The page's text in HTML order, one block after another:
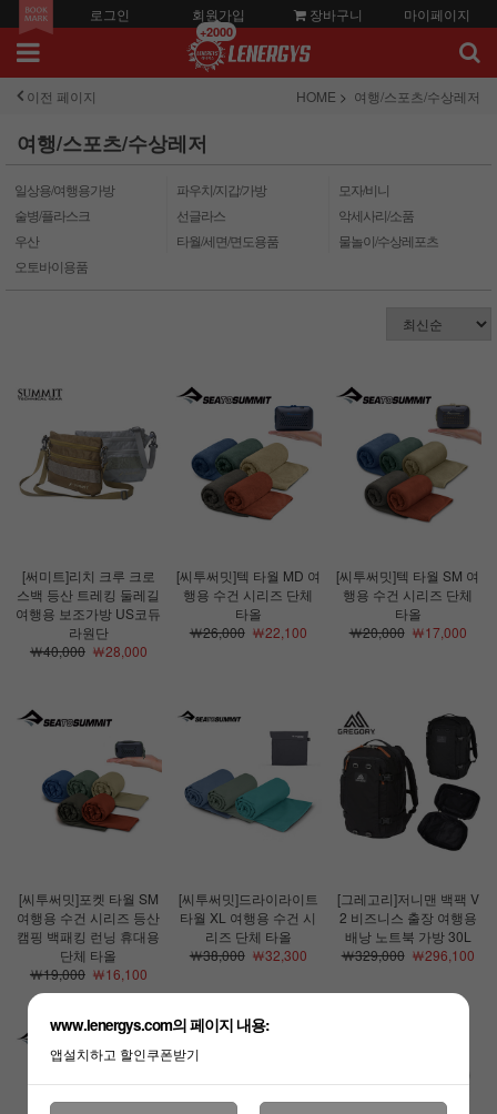
로그인 회원가입
+2000
장바구니 마이페이지
이전 페이지 HOME 여행/스포츠/수상레저
여행/스포츠/수상레저
일상용/여행용가방 파우치/지갑/가방
모자/비니
술병/플라스크
선글라스
악세사리/소품
우산
타월/세면/면도용품
물놀이/수상레포츠
오토바이용품
[써미트]리치 크루 크로
스백 등산 트레킹 둘레길
여행용 보조가방 US코듀
라원단
￦40,000￦28,000
[씨투써밋]텍 타월 MD 여
행용 수건 시리즈 단체
타올
￦26,000￦22,100
[씨투써밋]텍 타월 SM 여
행용 수건 시리즈 단체
타올
￦20,000￦17,000
[씨투써밋]포켓 타월 SM
여행용 수건 시리즈 등산
캠핑 백패킹 런닝 휴대용
단체 타올
￦19,000￦16,100
[씨투써밋]드라이라이트
타월 XL 여행용 수건 시
리즈 단체 타올
￦38,000￦32,300
[그레고리]저니맨 백팩 V
2 비즈니스 출장 여행용
배낭 노트북 가방 30L
￦329,000￦296,100
www.lenergys.com의 페이지 내용:
앱설치하고 할인쿠폰받기